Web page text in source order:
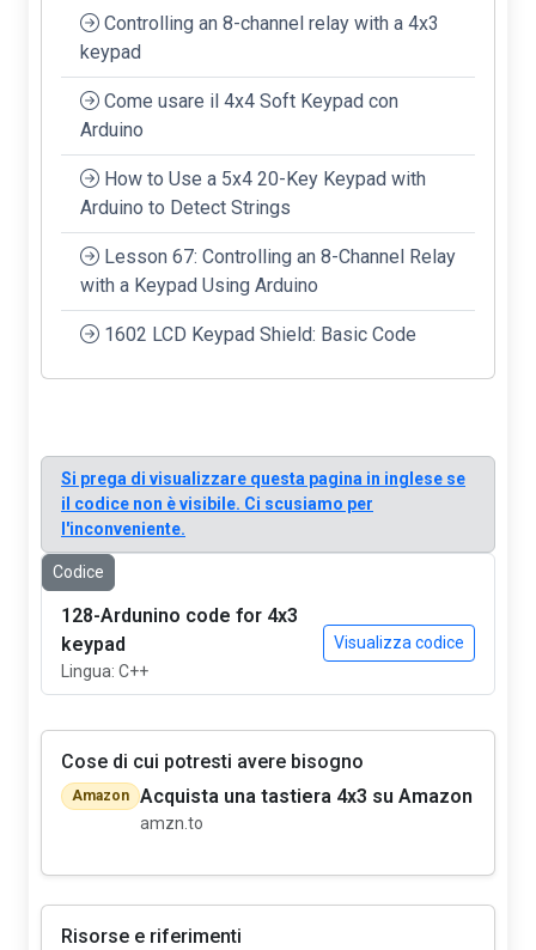
Controlling an 8-channel relay with a 4x3
keypad
Come usare il 4x4 Soft Keypad con
Arduino
How to Use a 5x4 20-Key Keypad with
Arduino to Detect Strings
Lesson 67: Controlling an 8-Channel Relay
with a Keypad Using Arduino
1602 LCD Keypad Shield: Basic Code
Si prega di visualizzare questa pagina in inglese se
il codice non è visibile. Ci scusiamo per
l'inconveniente.
Codice
128-Ardunino code for 4x3
keypad
Lingua: C++
Visualizza codice
Cose di cui potresti avere bisogno
Amazon Acquista una tastiera 4x3 su Amazon
amzn.to
Risorse e riferimenti